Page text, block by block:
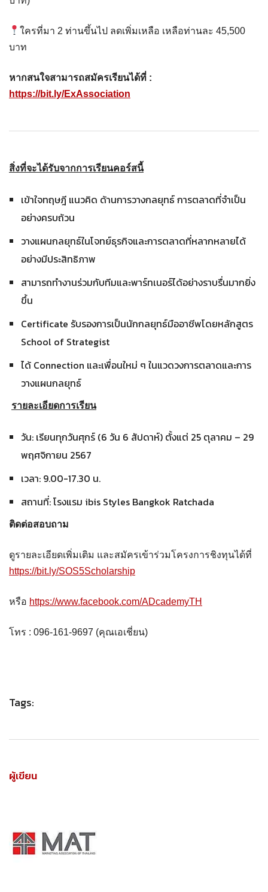
ใครที่มา 2 ท่านขึ้นไป ลดเพิ่มเหลือ เหลือท่านละ 45,500
บาท
หากสนใจสามารถสมัครเรียนได้ที่ :
https://bit.ly/ExAssociation
สิ่งที่จะได้รับจากการเรียนคอร์สนี้
เข้าใจทฤษฎี แนวคิด ด้านการวางกลยุทธ์ การตลาดที่จำเป็น
อย่างครบถ้วน
วางแผนกลยุทธ์ในโจทย์ธุรกิจและการตลาดที่หลากหลายได้
อย่างมีประสิทธิภาพ
สามารถทำงานร่วมกับทีมและพาร์ทเนอร์ได้อย่างราบรื่นมากยิ่ง
ขึ้น
Certificate รับรองการเป็นนักกลยุทธ์มืออาชีพโดยหลักสูตร
School of Strategist
ได้ Connection และเพื่อนใหม่ ๆ ในแวดวงการตลาดและการ
วางแผนกลยุทธ์
รายละเอียดการเรียน
วัน: เรียนทุกวันศุกร์ (6 วัน 6 สัปดาห์) ตั้งแต่ 25 ตุลาคม – 29
พฤศจิกายน 2567
เวลา: 9.00-17.30 น.
สถานที่: โรงแรม ibis Styles Bangkok Ratchada
ติดต่อสอบถาม
ดูรายละเอียดเพิ่มเติม และสมัครเข้าร่วมโครงการชิงทุนได้ที่
https://bit.ly/SOS5Scholarship
หรือ https://www.facebook.com/ADcademyTH
โทร : 096-161-9697 (คุณเอเชี่ยน)
Tags:
ผู้เขียน